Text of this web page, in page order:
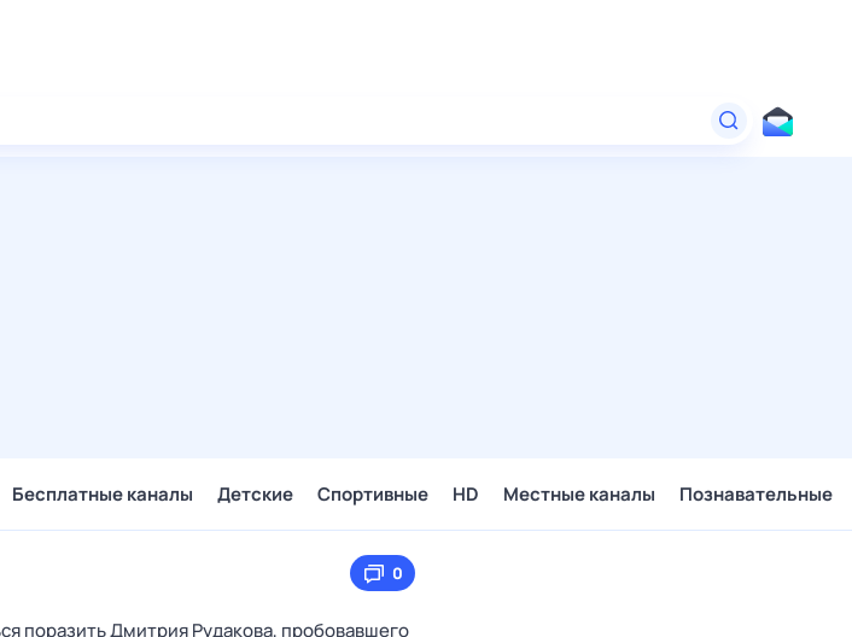
Бесплатные каналы Детские Спортивные HD Местные каналы Познавательные
0
поразить Дмитрия Рудакова, пробовавшего